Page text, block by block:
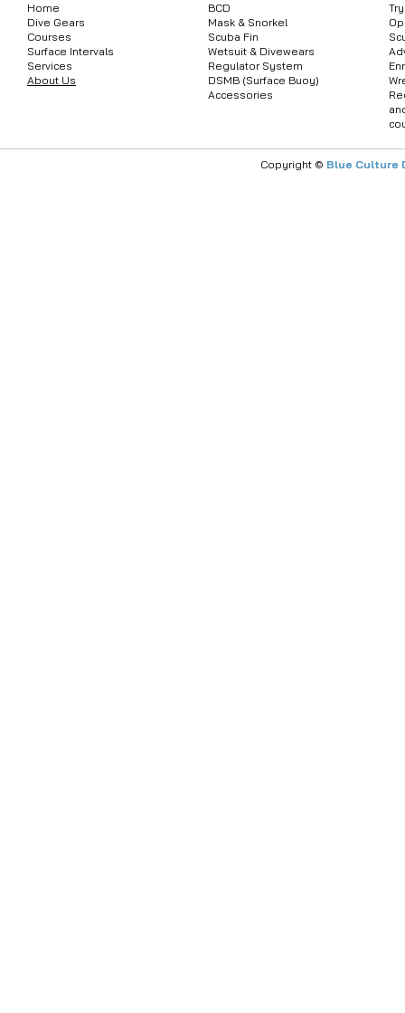
Home
Dive Gears
Courses
Surface Intervals
Services
About Us
BCD
Mask & Snorkel
Scuba Fin
Wetsuit & Divewears
Regulator System
DSMB (Surface Buoy)
Accessories
Copyright © Blue Culture